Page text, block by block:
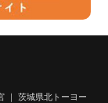
｜ 茨城県北トーヨー